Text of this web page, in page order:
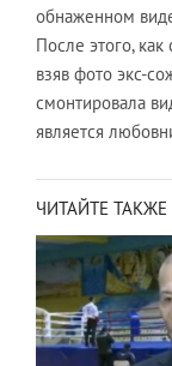
обнаженном
После этого,
взяв фото экс-
смонтировала
является
ЧИТАЙТЕ ТАКЖЕ